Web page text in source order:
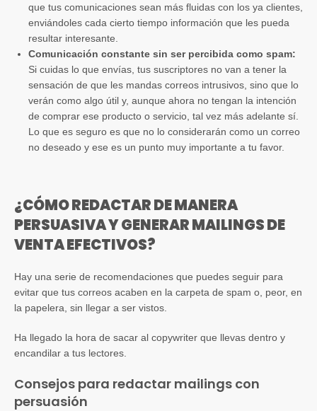
que tus comunicaciones sean más fluidas con los ya clientes,
enviándoles cada cierto tiempo información que les pueda
resultar interesante.
Comunicación constante sin ser percibida como spam:
Si cuidas lo que envías, tus suscriptores no van a tener la
sensación de que les mandas correos intrusivos, sino que lo
verán como algo útil y, aunque ahora no tengan la intención
de comprar ese producto o servicio, tal vez más adelante sí.
Lo que es seguro es que no lo considerarán como un correo
no deseado y ese es un punto muy importante a tu favor.
¿CÓMO REDACTAR DE MANERA
PERSUASIVA Y GENERAR MAILINGS DE
VENTA EFECTIVOS?
Hay una serie de recomendaciones que puedes seguir para
evitar que tus correos acaben en la carpeta de spam o, peor, en
la papelera, sin llegar a ser vistos.
Ha llegado la hora de sacar al copywriter que llevas dentro y
encandilar a tus lectores.
Consejos para redactar mailings con
persuasión